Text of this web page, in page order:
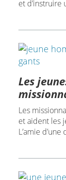
et
Les
Les
et aident les
L’amie